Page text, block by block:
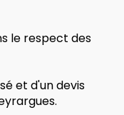
le respect des
et d'un devis